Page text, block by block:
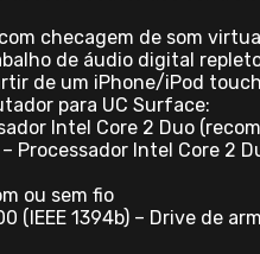
checagem de som
de áudio digital
de um iPhone/iPod touch
para UC Surface:
Intel Core 2 Duo
Intel Core 2
ou sem fio
(IEEE 1394b) – Drive de